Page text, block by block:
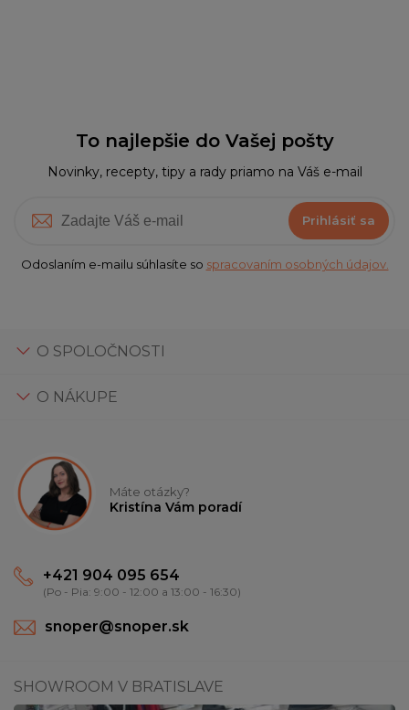
To najlepšie do Vašej pošty
Novinky, recepty, tipy a rady priamo na Váš e-mail
Prihlásiť sa
Odoslaním e-mailu súhlasíte so spracovaním osobných údajov.
O SPOLOČNOSTI
O NÁKUPE
Máte otázky?
Kristína Vám poradí
+421 904 095 654
(Po - Pia: 9:00 - 12:00 a 13:00 - 16:30)
snoper@snoper.sk
SHOWROOM V BRATISLAVE